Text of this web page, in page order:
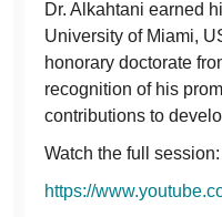
Dr. Alkahtani earned
University of Miami,
honorary doctorate
recognition of his
contributions to
Watch the full session:
https://